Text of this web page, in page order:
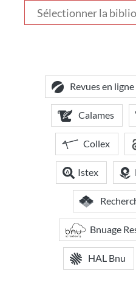
votre
bibliothèque
Revues en ligne
Calames
Collex
Istex
Bnuage
HAL Bnu